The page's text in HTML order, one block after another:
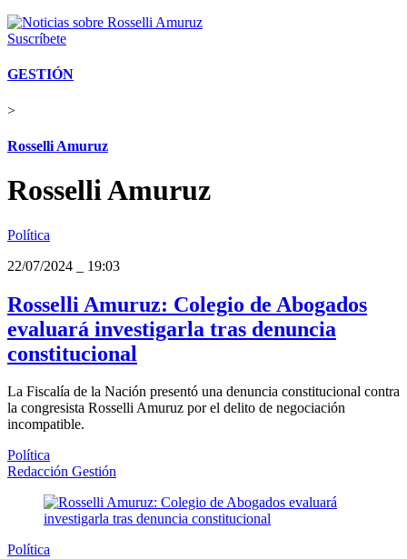
Suscríbete
GESTIÓN
>
Rosselli Amuruz
Rosselli Amuruz
Política
22/07/2024
19:03
Rosselli Amuruz: Colegio de Abogados
evaluará investigarla tras denuncia
constitucional
La Fiscalía de la Nación presentó una denuncia constitucional contra
la congresista Rosselli Amuruz por el delito de negociación
incompatible.
Política
Redacción Gestión
Política